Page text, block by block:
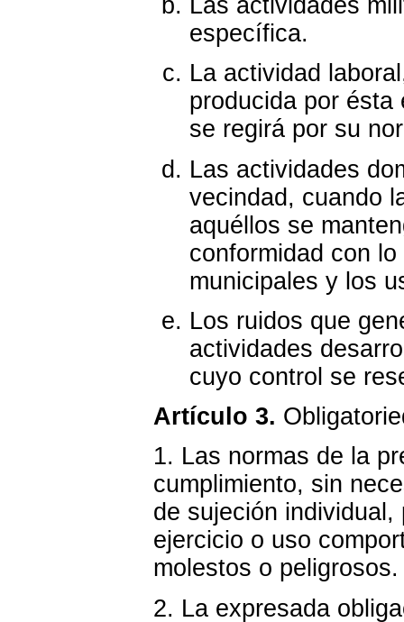
específica.
La actividad
producida por ésta
se regirá por su
Las actividades
vecindad, cuando
aquéllos se
conformidad con
municipales y los
Los ruidos que
actividades
cuyo control se
Artículo 3.
1. Las normas de la
cumplimiento, sin
de sujeción
ejercicio o uso
molestos o peligrosos.
2. La expresada